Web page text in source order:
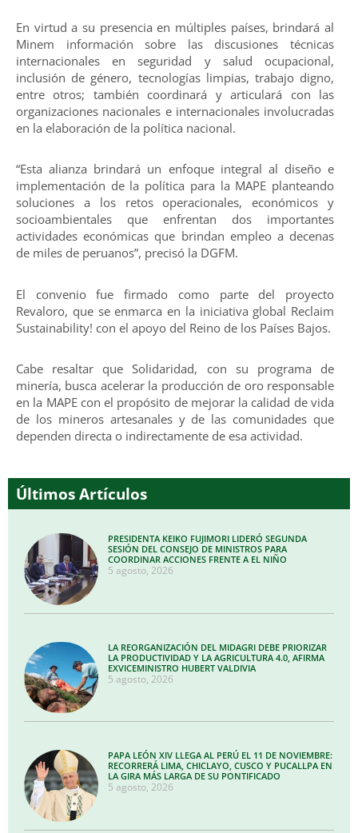
En virtud a su presencia en múltiples países, brindará al
Minem información sobre las discusiones técnicas
internacionales en seguridad y salud ocupacional,
inclusión de género, tecnologías limpias, trabajo digno,
entre otros; también coordinará y articulará con las
organizaciones nacionales e internacionales involucradas
en la elaboración de la política nacional.
“Esta alianza brindará un enfoque integral al diseño e
implementación de la política para la MAPE planteando
soluciones a los retos operacionales, económicos y
socioambientales que enfrentan dos importantes
actividades económicas que brindan empleo a decenas
de miles de peruanos”, precisó la DGFM.
El convenio fue firmado como parte del proyecto
Revaloro, que se enmarca en la iniciativa global Reclaim
Sustainability! con el apoyo del Reino de los Países Bajos.
Cabe resaltar que Solidaridad, con su programa de
minería, busca acelerar la producción de oro responsable
en la MAPE con el propósito de mejorar la calidad de vida
de los mineros artesanales y de las comunidades que
dependen directa o indirectamente de esa actividad.
Últimos Artículos
PRESIDENTA KEIKO FUJIMORI LIDERÓ SEGUNDA
SESIÓN DEL CONSEJO DE MINISTROS PARA
COORDINAR ACCIONES FRENTE A EL NIÑO
5 agosto, 2026
LA REORGANIZACIÓN DEL MIDAGRI DEBE PRIORIZAR
LA PRODUCTIVIDAD Y LA AGRICULTURA 4.0, AFIRMA
EXVICEMINISTRO HUBERT VALDIVIA
5 agosto, 2026
PAPA LEÓN XIV LLEGA AL PERÚ EL 11 DE NOVIEMBRE:
RECORRERÁ LIMA, CHICLAYO, CUSCO Y PUCALLPA EN
LA GIRA MÁS LARGA DE SU PONTIFICADO
5 agosto, 2026